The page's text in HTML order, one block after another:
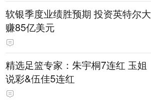
软银季度业绩胜预期 投资英特尔大
赚85亿美元
精选足篮专家：朱宇桐7连红 玉姐
说彩&伍佳5连红